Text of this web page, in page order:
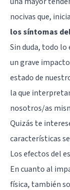
nocivas que,
los síntomas
Sin duda, todo
un grave
estado de
la que
nosotros/as
Quizás te
características
Los efectos del
En cuanto al
física, también